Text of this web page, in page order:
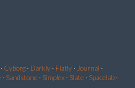
· Cyborg · Darkly · Flatly · Journal ·
· Sandstone · Simplex · Slate · Spacelab ·